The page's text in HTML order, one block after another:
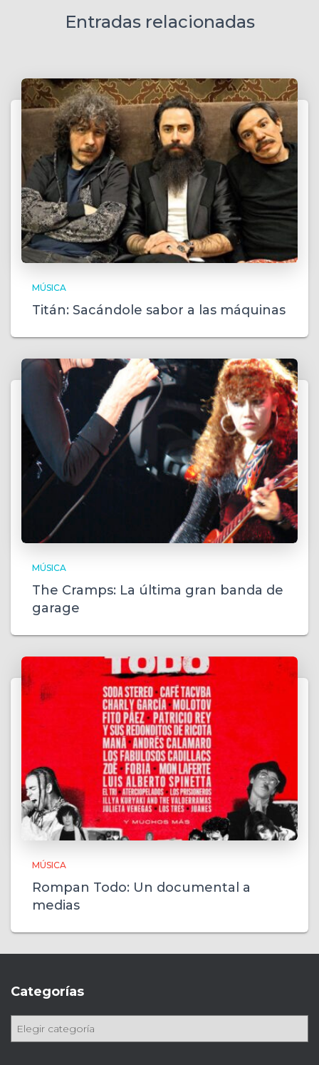
Entradas relacionadas
MÚSICA
Titán: Sacándole sabor a las máquinas
MÚSICA
The Cramps: La última gran banda de
garage
MÚSICA
Rompan Todo: Un documental a
medias
Categorías